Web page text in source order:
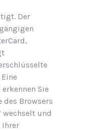
Der
Sie
des Browsers
und
Ihrer